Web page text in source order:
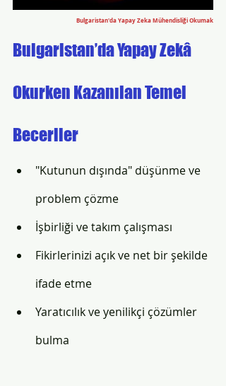
Bulgaristan'da Yapay Zeka Mühendisliği Okumak
Bulgaristan’da Yapay Zekâ
Okurken Kazanılan Temel
Beceriler
"Kutunun dışında" düşünme ve
problem çözme
İşbirliği ve takım çalışması
Fikirlerinizi açık ve net bir şekilde
ifade etme
Yaratıcılık ve yenilikçi çözümler
bulma